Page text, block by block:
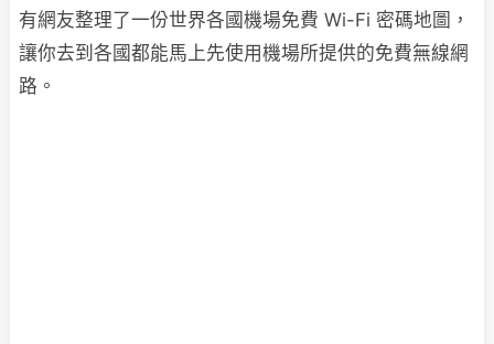
有網友整理了一份世界各國機場免費 Wi-Fi 密碼地圖，
讓你去到各國都能馬上先使用機場所提供的免費無線網
路。